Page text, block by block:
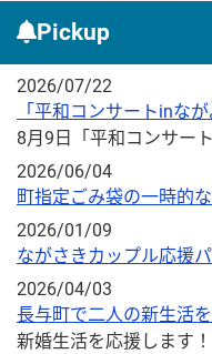
Pickup
2026/07/22
「平和コンサートinな
8月9日「平和コンサー
2026/06/04
町指定ごみ袋の一時的
2026/01/09
ながさきカップル応援
2026/04/03
長与町で二人の新生活
新婚生活を応援します